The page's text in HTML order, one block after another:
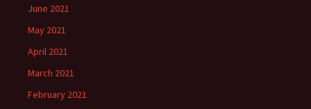
June 2021
May 2021
April 2021
March 2021
February 2021